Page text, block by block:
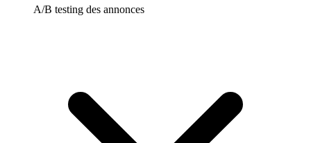
A/B testing des annonces